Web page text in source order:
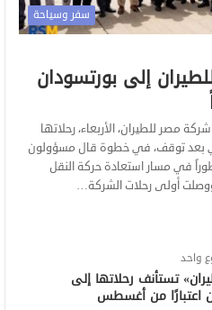
سفر وسياحة
إلى بورتسودان
مصر للطيران، الأربعاء، رحلاتها
بعد توقف، في خطوة قال مسؤولون
في مسار استعادة حركة النقل
ووصلت أولى رحلات الشركة…
واحد
تستأنف رحلاتها إلى
اعتبارًا من أغسطس